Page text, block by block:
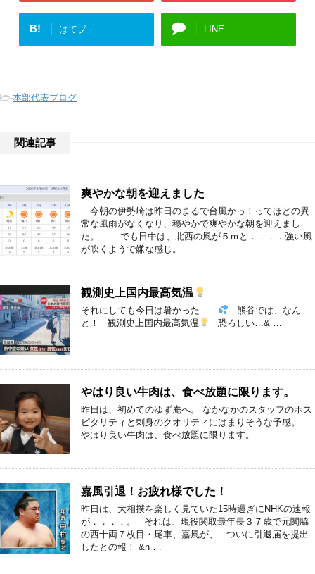
B! はてブ LINE
-本部代表ブログ
関連記事
爽やかな朝を迎えました
今朝の伊勢崎は昨日のまるで台風かっ！ってほどの異
常な風雨がなくなり、穏やかで爽やかな朝を迎えまし
た。 でも日中は、北西の風が５ｍと．．．．強い風
が吹くようで嫌な感じ。
観測史上国内最高気温
それにしても今日は暑かった……
熊谷では、なん
と！ 観測史上国内最高気温
恐ろしい…& …
やはり良い牛肉は、食べ放題に限ります。
昨日は、初めてのゆず庵へ。 なかなかのスタッフのホス
ピタリティと刺身のクオリティにはまりそうな予感。
やはり良い牛肉は、食べ放題に限ります。
嘉風引退！お疲れ様でした！
昨日は、大相撲を楽しく見ていた15時過ぎにNHKの速報
が．．．．。 それは、現役関取最年長３７歳で元関脇
の西十両７枚目・尾車、嘉風が、 ついに引退届を提出
したとの報！ &n …